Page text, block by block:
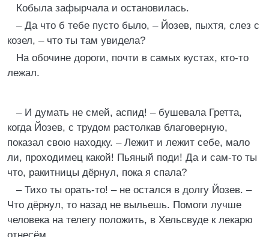
Кобыла зафырчала и остановилась.
– Да что б тебе пусто было, – Йозев, пыхтя, слез с
козел, – что ты там увидела?
На обочине дороги, почти в самых кустах, кто-то
лежал.
– И думать не смей, аспид! – бушевала Гретта,
когда Йозев, с трудом растолкав благоверную,
показал свою находку. – Лежит и лежит себе, мало
ли, проходимец какой! Пьяный поди! Да и сам-то ты
что, ракитницы дёрнул, пока я спала?
– Тихо ты орать-то! – не остался в долгу Йозев. –
Что дёрнул, то назад не выльешь. Помоги лучше
человека на телегу положить, в Хельсвуде к лекарю